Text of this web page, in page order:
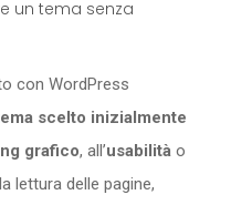
un tema senza
con WordPress
scelto inizialmente
grafico, all’usabilità o
lettura delle pagine,